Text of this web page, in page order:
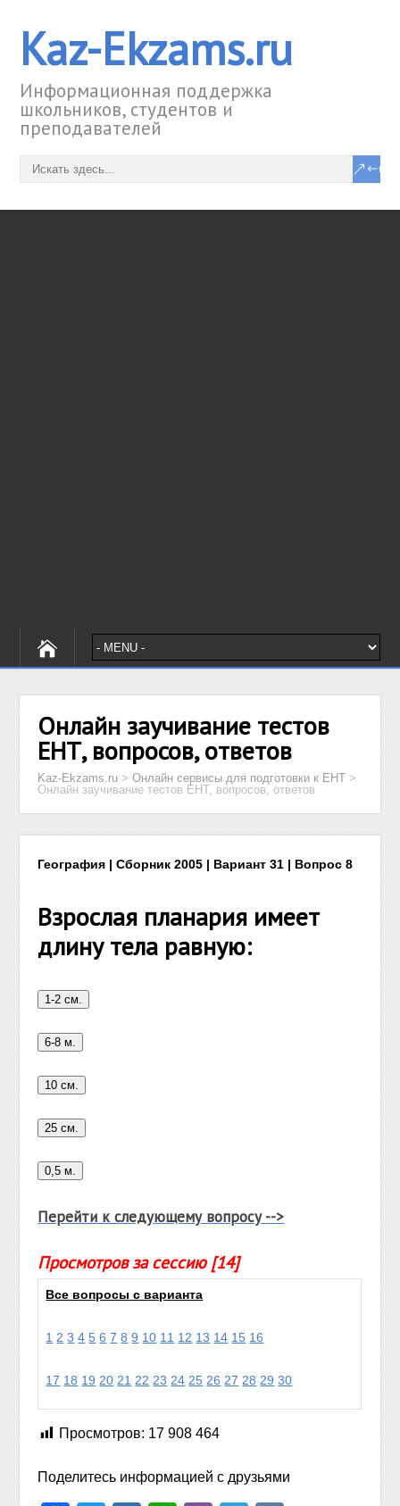
Kaz-Ekzams.ru
Информационная поддержка
школьников, студентов и
преподавателей
Онлайн заучивание тестов
ЕНТ, вопросов, ответов
Kaz-Ekzams.ru >Онлайн сервисы для подготовки к ЕНТ >
Онлайн заучивание тестов ЕНТ, вопросов, ответов
География | Сборник 2005 | Вариант 31 | Вопрос 8
Взрослая планария имеет
длину тела равную:
Перейти к следующему вопросу -->
Просмотров за сессию [14]
Все вопросы с варианта
1 2 3 4 5 6 7 8 9 10 11 12 13 14 15 16
17 18 19 20 21 22 23 24 25 26 27 28 29 30
Просмотров: 17 908 464
Поделитесь информацией с друзьями